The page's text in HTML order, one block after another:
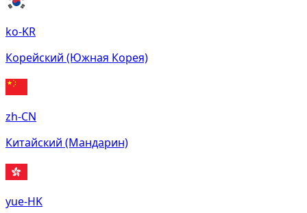
ko-KR
Корейский (Южная Корея)
zh-CN
Китайский (Мандарин)
yue-HK